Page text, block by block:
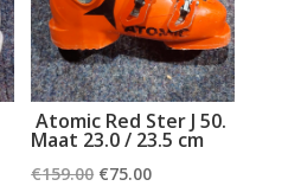
Atomic Red Ster J 50.
Maat 23.0 / 23.5 cm
€159.00 Oorspronkelijke
€75.00Huidige